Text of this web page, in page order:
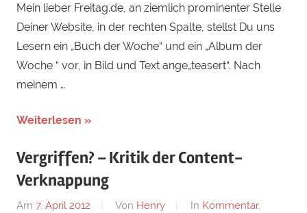
Mein lieber Freitag.de, an ziemlich prominenter Stelle
Deiner Website, in der rechten Spalte, stellst Du uns
Lesern ein „Buch der Woche“ und ein „Album der
Woche “ vor, in Bild und Text ange„teasert“. Nach
meinem …
Weiterlesen »
Vergriffen? – Kritik der Content-
Verknappung
Am 7. April 2012 Von Henry In Kommentar,